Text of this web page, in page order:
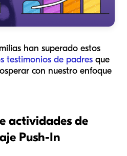
han superado estos
testimonios de padres que
con nuestro enfoque
actividades de
Push-In